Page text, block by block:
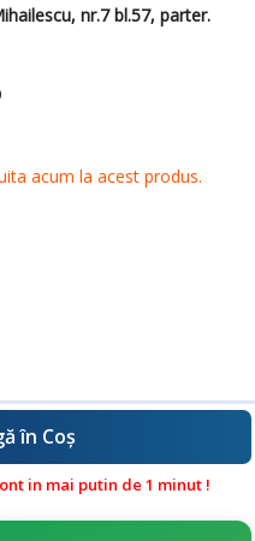
în Coş
in mai putin de 1 minut !